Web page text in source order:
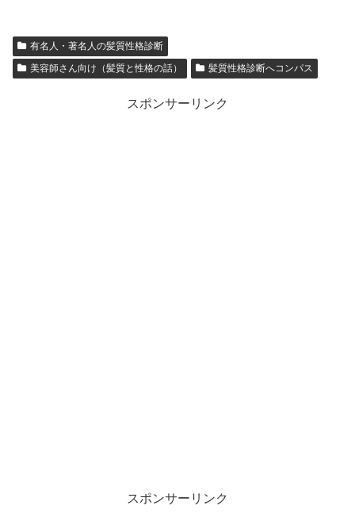
有名人・著名人の髪質性格診断
美容師さん向け（髪質と性格の話）
髪質性格診断へコンパス
スポンサーリンク
スポンサーリンク